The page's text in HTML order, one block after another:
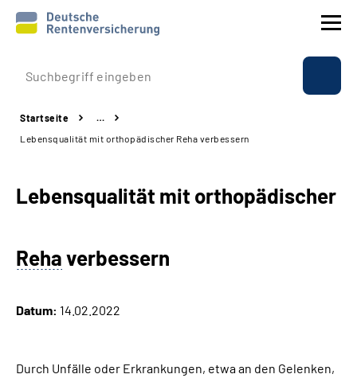
Prävention
Reha
Experten
Über uns & Presse
Startseite
…
Lebensqualität mit orthopädischer Reha verbessern
Lebensqualität mit orthopädischer
Rehaverbessern
Datum: 14.02.2022
Durch Unfälle oder Erkrankungen, etwa an den Gelenken,